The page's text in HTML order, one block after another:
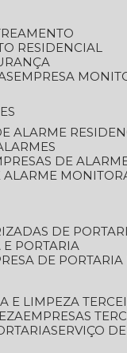
RESIDENCIAL
EMPRESA
ALARME
DE
ALARME
DE
E PORTARIA
DE
E LIMPEZA
EMPRESAS
SERVIÇO